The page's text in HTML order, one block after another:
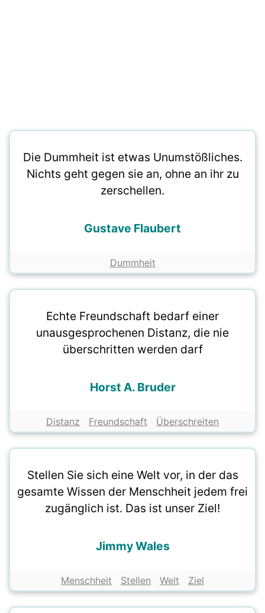
Die Dummheit ist etwas Unumstößliches.
Nichts geht gegen sie an, ohne an ihr zu
zerschellen.
Gustave Flaubert
Dummheit
Echte Freundschaft bedarf einer
unausgesprochenen Distanz, die nie
überschritten werden darf
Horst A. Bruder
Distanz Freundschaft Überschreiten
Stellen Sie sich eine Welt vor, in der das
gesamte Wissen der Menschheit jedem frei
zugänglich ist. Das ist unser Ziel!
Jimmy Wales
Menschheit Stellen Welt Ziel